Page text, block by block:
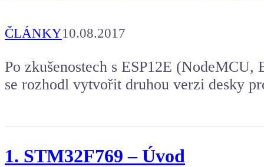
ČLÁNKY10.08.2017
Po zkušenostech s ESP12E
se rozhodl vytvořit druhou verzi desky
1. STM32F769 – Úvod